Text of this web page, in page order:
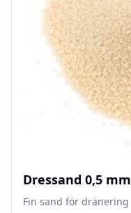
Dressand 0,5 mm
Fin sand för dränering